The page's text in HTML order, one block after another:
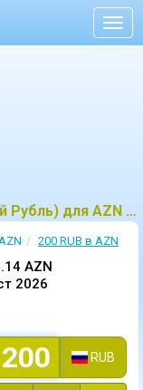
Сколько стоит 200 RUB (Российский Рубль) для AZN (Азербайджанский Манат)?
200 RUB в AZN
AZN
2026
RUB